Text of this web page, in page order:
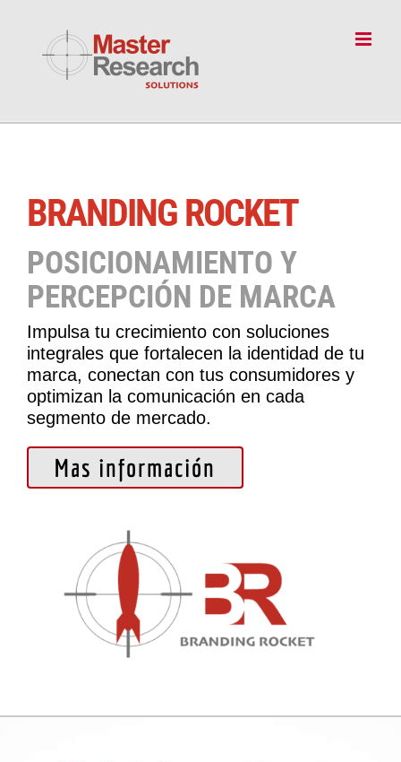
content
BRANDING ROCKET
POSICIONAMIENTO Y
PERCEPCIÓN DE MARCA
Impulsa tu crecimiento con soluciones
integrales que fortalecen la identidad de tu
marca, conectan con tus consumidores y
optimizan la comunicación en cada
segmento de mercado.
Mas información